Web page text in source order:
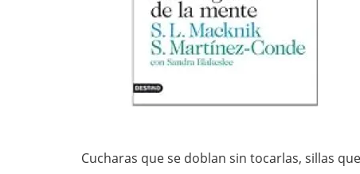
Cucharas que se doblan sin tocarlas, sillas